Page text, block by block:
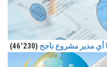
أي مدير مشروع ناجح (46٬230)